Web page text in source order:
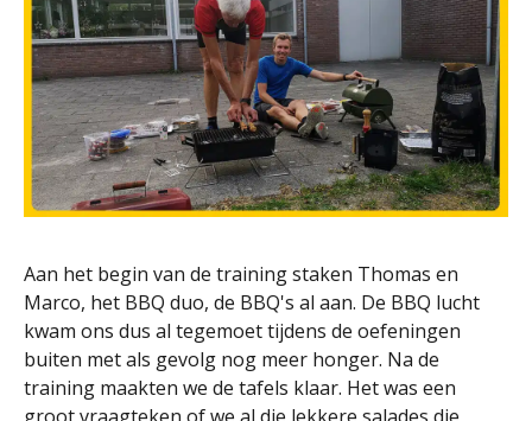
Aan het begin van de training staken Thomas en
Marco, het BBQ duo, de BBQ's al aan. De BBQ lucht
kwam ons dus al tegemoet tijdens de oefeningen
buiten met als gevolg nog meer honger. Na de
training maakten we de tafels klaar. Het was een